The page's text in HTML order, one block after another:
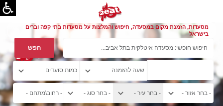
מסעדות, הזמנת מקום במסעדה, חיפוש והמלצות על מסעדות בתי קפה וברים
בישראל